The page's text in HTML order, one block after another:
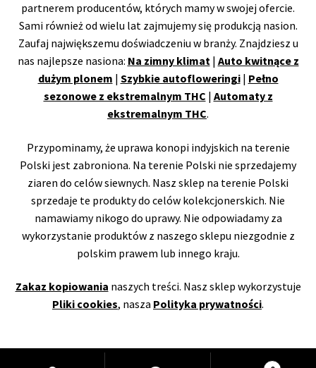
partnerem producentów, których mamy w swojej ofercie.
Sami również od wielu lat zajmujemy się produkcją nasion.
Zaufaj największemu doświadczeniu w branży. Znajdziesz u
nas najlepsze nasiona: Na zimny klimat| Auto kwitnące z
dużym plonem | Szybkie autofloweringi| Pełno
sezonowe z ekstremalnym THC | Automaty z
ekstremalnym THC.
Przypominamy, że uprawa konopi indyjskich na terenie
Polski jest zabroniona. Na terenie Polski nie sprzedajemy
ziaren do celów siewnych. Nasz sklep na terenie Polski
sprzedaje te produkty do celów kolekcjonerskich. Nie
namawiamy nikogo do uprawy. Nie odpowiadamy za
wykorzystanie produktów z naszego sklepu niezgodnie z
polskim prawem lub innego kraju.
Zakaz kopiowania naszych treści. Nasz sklep wykorzystuje
Pliki cookies, nasza Polityka prywatności.